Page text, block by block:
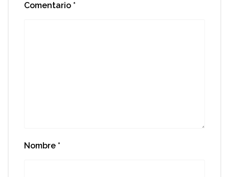
Comentario *
Nombre *